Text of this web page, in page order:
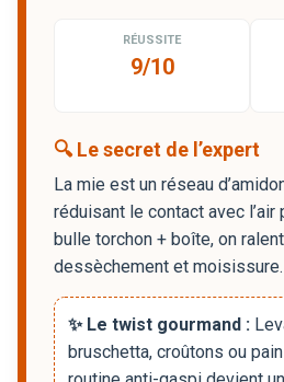
RÉUSSITE
9/10
🔍 Le secret de l’expert
La mie est un réseau
réduisant le contact avec l’air
bulle torchon + boîte, on
dessèchement et moisissure.
✨ Le twist gourmand :
bruschetta, croûtons ou